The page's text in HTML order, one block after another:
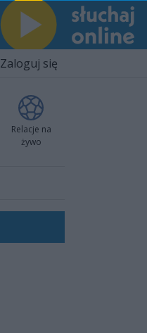
Zaloguj się
Relacje na
żywo